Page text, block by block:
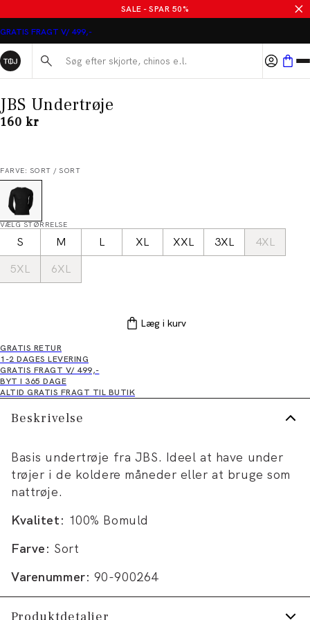
SALE - SPAR 50%
GRATIS FRAGT V/ 499,-
Søg her...
JBS Undertrøje
I alt (inkl. rabat)
160 kr
FARVE: SORT / SORT
VÆLG STØRRELSE
S M L XL XXL 3XL
4XL
5XL
6XL
Læg i kurv
GRATIS RETUR
1-2 DAGES LEVERING
GRATIS FRAGT V/ 499,-
BYT I 365 DAGE
ALTID GRATIS FRAGT TIL BUTIK
Beskrivelse
Basis undertrøje fra JBS. Ideel at have under
trøjer i de koldere måneder eller at bruge som
nattrøje.
Kvalitet: 100% Bomuld
Farve: Sort
Varenummer: 90-900264